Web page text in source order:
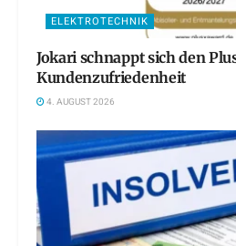
ELEKTROTECHNIK
Jokari schnappt sich den
Kundenzufriedenheit
4. AUGUST 2026